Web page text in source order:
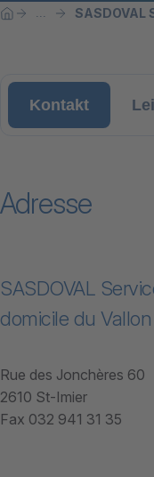
Sie befinden sich hier:
Home ...
Kontakt
Adresse
SASDOVAL
domicile du
Rue des Jonchères 60
2610 St-Imier
Fax 032 941 31 35